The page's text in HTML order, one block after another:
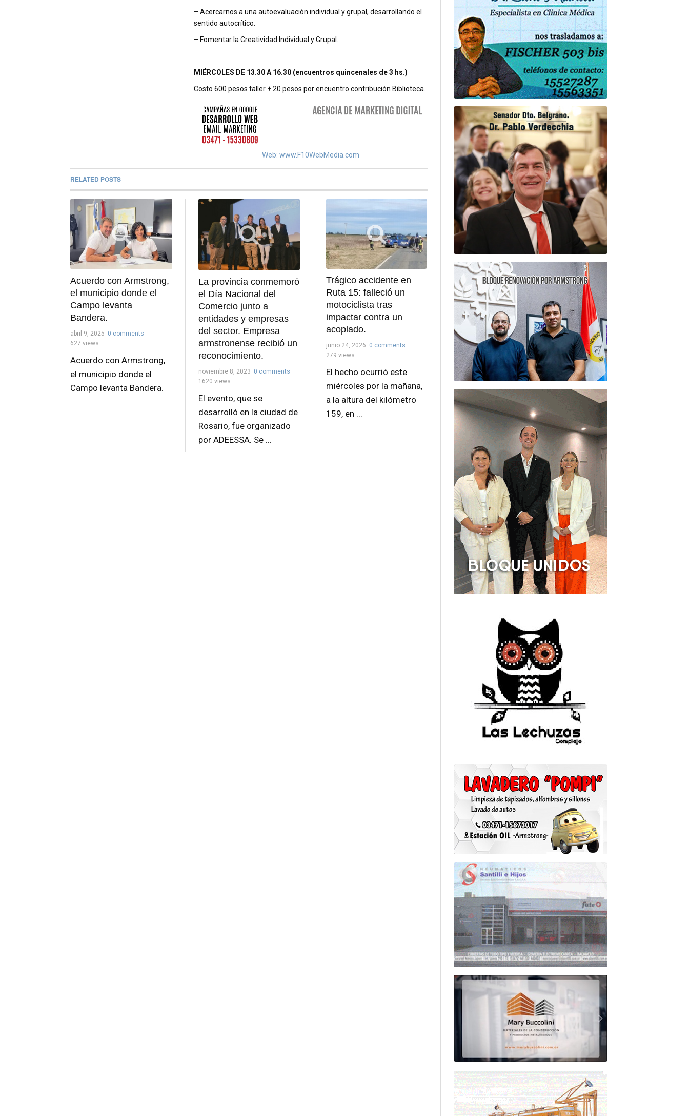
– Acercarnos a una autoevaluación individual y grupal, desarrollando el
sentido autocrítico.
– Fomentar la Creatividad Individual y Grupal.
MIÉRCOLES DE 13.30 A 16.30 (encuentros quincenales de 3 hs.)
Costo 600 pesos taller + 20 pesos por encuentro contribución Biblioteca.
Web: www.F10WebMedia.com
RELATED POSTS
Acuerdo con Armstrong,
el municipio donde el
Campo levanta
Bandera.
abril 9, 2025 0 comments
627 views
Acuerdo con Armstrong,
el municipio donde el
Campo levanta Bandera.
La provincia conmemoró
el Día Nacional del
Comercio junto a
entidades y empresas
del sector. Empresa
armstronense recibió un
reconocimiento.
noviembre 8, 2023 0 comments
1620 views
El evento, que se
desarrolló en la ciudad de
Rosario, fue organizado
por ADEESSA. Se ...
Trágico accidente en
Ruta 15: falleció un
motociclista tras
impactar contra un
acoplado.
junio 24, 2026 0 comments
279 views
El hecho ocurrió este
miércoles por la mañana,
a la altura del kilómetro
159, en ...